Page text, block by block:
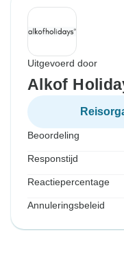
Uitgevoerd door
Alkof
Beoordeling
Responstijd
Reactiepercentage
Annuleringsbeleid